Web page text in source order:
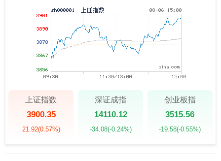
上证指数
3900.35
21.92(0.57%)
深证成指
14110.12
-34.08(-0.24%)
创业板指
3515.56
-19.58(-0.55%)